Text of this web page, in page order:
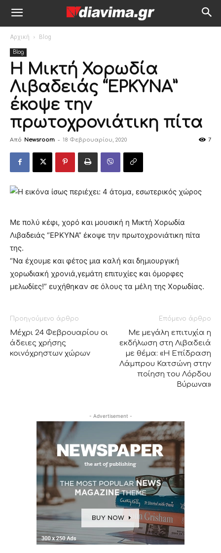
Αρχική Blog
Blog
Η Μικτή Χορωδία
Λιβαδειάς “ΕΡΚΥΝΑ”
έκοψε την
πρωτοχρονιάτικη πίτα
Από Newsroom - 18 Φεβρουαρίου, 2020 7
Με πολύ κέφι, χορό και μουσική η Μικτή Χορωδία
Λιβαδειάς “ΕΡΚΥΝΑ” έκοψε την πρωτοχρονιάτικη πίτα
της.
“Να έχουμε και φέτος μια καλή και δημιουργική
χορωδιακή χρονιά,γεμάτη επιτυχίες και όμορφες
μελωδίες!” ευχήθηκαν σε όλους τα μέλη της Χορωδίας.
Προηγούμενο άρθρο
Μέχρι 24 Φεβρουαρίου οι
άδειες χρήσης
κοινόχρηστων χώρων
Επόμενο άρθρο
Με μεγάλη επιτυχία η
εκδήλωση στη Λιβαδειά
με θέμα: «Η Επίδραση
Λάμπρου Κατσώνη στην
ποίηση του Λόρδου
Βύρωνα»
- Advertisement -